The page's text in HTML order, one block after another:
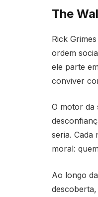
The
Rick
ordem
ele parte
conviver
O motor da
seria. Cada
moral:
Ao longo